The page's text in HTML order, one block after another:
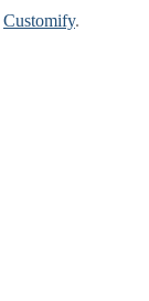
Customify.